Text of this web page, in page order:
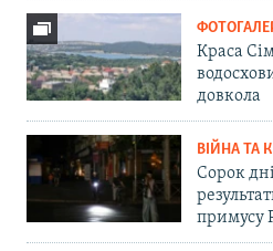
Краса
довкола
ВІЙНА ТА
Сорок
примусу